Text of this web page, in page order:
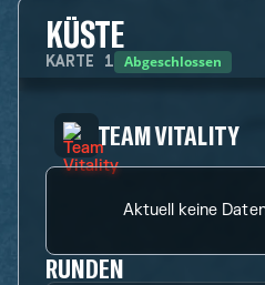
KÜSTE
KARTE 1 Abgeschlossen
TEAM VITALITY
Aktuell keine
RUNDEN